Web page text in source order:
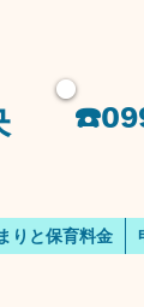
りと保育料金